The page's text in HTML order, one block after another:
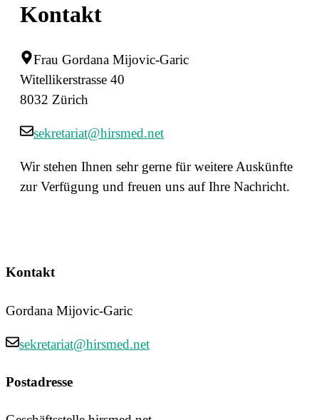
Kontakt
Frau Gordana Mijovic-Garic
Witellikerstrasse 40
8032 Zürich
sekretariat@hirsmed.net
Wir stehen Ihnen sehr gerne für weitere Auskünfte
zur Verfügung und freuen uns auf Ihre Nachricht.
Kontakt
Gordana Mijovic-Garic
sekretariat@hirsmed.net
Postadresse